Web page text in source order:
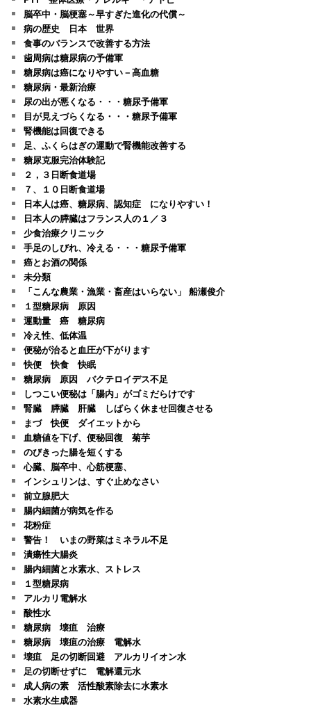
脳卒中・脳梗塞～早すぎた進化の代償～
病の歴史 日本 世界
食事のバランスで改善する方法
歯周病は糖尿病の予備軍
糖尿病は癌になりやすい－高血糖
糖尿病・最新治療
尿の出が悪くなる・・・糖尿予備軍
目が見えづらくなる・・・糖尿予備軍
腎機能は回復できる
足、ふくらはぎの運動で腎機能改善する
糖尿克服完治体験記
２，３日断食道場
７、１０日断食道場
日本人は癌、糖尿病、認知症 になりやすい！
日本人の膵臓はフランス人の１／３
少食治療クリニック
手足のしびれ、冷える・・・糖尿予備軍
癌とお酒の関係
未分類
「こんな農業・漁業・畜産はいらない」 船瀬俊介
１型糖尿病 原因
運動量 癌 糖尿病
冷え性、低体温
便秘が治ると血圧が下がります
快便 快食 快眠
糖尿病 原因 バクテロイデス不足
しつこい便秘は「腸内」がゴミだらけです
腎臓 膵臓 肝臓 しばらく休ませ回復させる
まづ 快便 ダイエットから
血糖値を下げ、便秘回復 菊芋
のびきった腸を短くする
心臓、脳卒中、心筋梗塞、
インシュリンは、すぐ止めなさい
前立腺肥大
腸内細菌が病気を作る
花粉症
警告！ いまの野菜はミネラル不足
潰瘍性大腸炎
腸内細菌と水素水、ストレス
１型糖尿病
アルカリ電解水
酸性水
糖尿病 壊疽 治療
糖尿病 壊疽の治療 電解水
壊疽 足の切断回避 アルカリイオン水
足の切断せずに 電解還元水
成人病の素 活性酸素除去に水素水
水素水生成器